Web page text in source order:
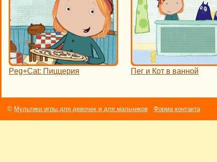
Peg+Cat: Пиццерия Пег и Кот в ванной
© Мультики игры для девочек и для мальчиков Форма контакта